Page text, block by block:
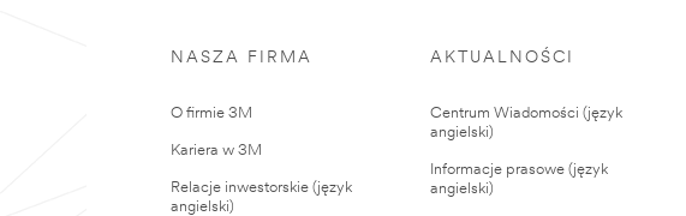
NASZA FIRMA
O firmie 3M
Kariera w 3M
Relacje inwestorskie (język
angielski)
AKTUALNOŚCI
Centrum Wiadomości (język
angielski)
Informacje prasowe (język
angielski)